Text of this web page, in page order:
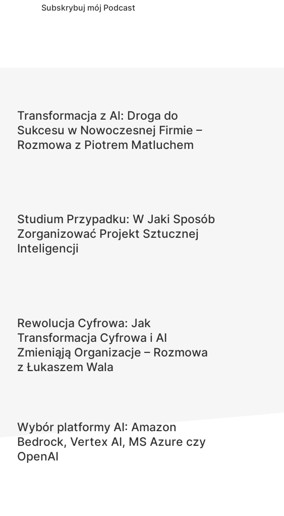
Subskrybuj mój Podcast
Transformacja z Al: Droga do
Sukcesu w Nowoczesnej Firmie –
Rozmowa z Piotrem Matluchem
Studium Przypadku: W Jaki Sposób
Zorganizować Projekt Sztucznej
Inteligencji
Rewolucja Cyfrowa: Jak
Transformacja Cyfrowa i AI
Zmieniąją Organizacje – Rozmowa
z Łukaszem Wala
Wybór platformy AI: Amazon
Bedrock, Vertex AI, MS Azure czy
OpenAI